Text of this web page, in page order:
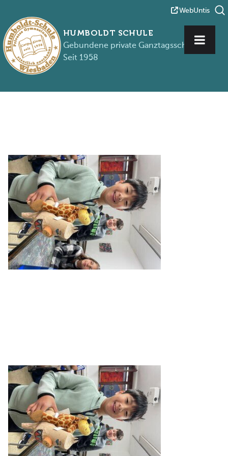
WebUntis
HUMBOLDT SCHULE
Gebundene private Ganztagsschule
Seit 1958